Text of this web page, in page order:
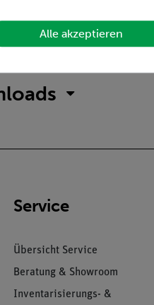
Service
Übersicht Service
Beratung & Showroom
Inventarisierungs- &
Alle akzeptieren